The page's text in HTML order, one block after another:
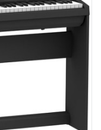
TPHCM, Quận 5, Hồ Chí
Quận Bình Thạnh, Hồ
Phường An Khánh,